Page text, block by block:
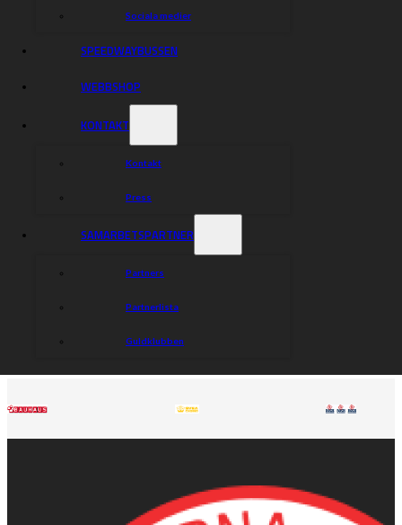
Sociala medier
SPEEDWAYBUSSEN
WEBBSHOP
KONTAKT
Kontakt
Press
SAMARBETSPARTNER
Partners
Partnerlista
Guldklubben